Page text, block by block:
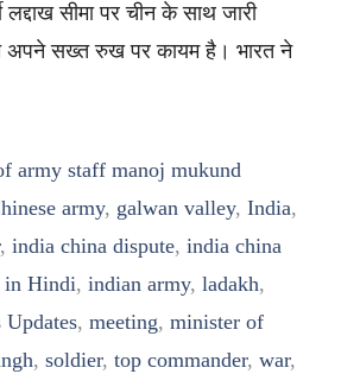
सीमा पर चीन के साथ जारी
अपने सख्त रुख पर कायम है। भारत ने
army staff manoj mukund
army, galwan valley, India,
, india china dispute, india china
in Hindi, indian army, ladakh,
, meeting, minister of
, soldier, top commander, war,